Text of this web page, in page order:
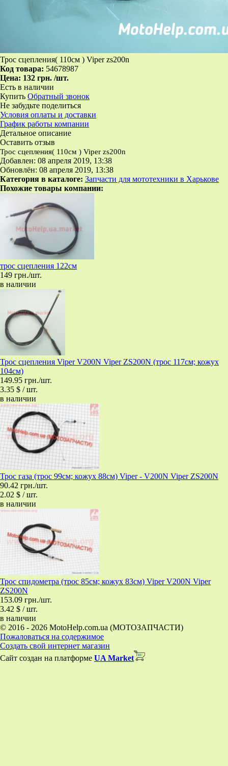
Трос сцепления( 110см ) Viper zs200n
Код товара: 54678987
Цена: 132 грн. /шт.
Есть в наличии
Купить Обратный звонок
Не забудьте поделиться
Условия оплаты и доставки
График работы компании
Детальное описание
Оставить отзыв
Трос сцепления( 110см ) Viper zs200n
Добавлен: 08 апреля 2019, 13:38
Обновлён: 08 апреля 2019, 13:38
Категория в каталоге: Запчасти для мототехники в Харькове
Похожие товары компании:
трос сцепления 122см
149 грн./шт.
в наличии
Трос сцепления Viper V200N Viper ZS200N (трос 117см; кожух
104см)
149.95 грн./шт.
3.35 $ / шт.
в наличии
Трос газа (трос 99см; кожух 88см) Viper - V200N Viper ZS200N
90.42 грн./шт.
2.02 $ / шт.
в наличии
Трос спидометра (трос 85см; кожух 83см) Viper V200N Viper
ZS200N
153.09 грн./шт.
3.42 $ / шт.
в наличии
© 2016 - 2026 MotoHelp.com.ua (МОТОЗАПЧАСТИ)
Пожаловаться на содержимое
Создать свой интернет магазин
Сайт создан на платформе UA Market